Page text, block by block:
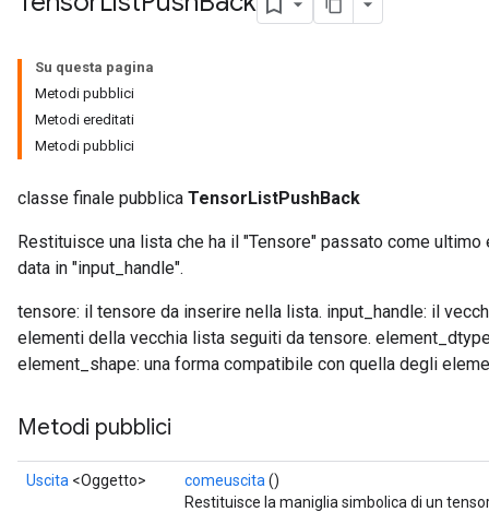
Su questa pagina
Metodi pubblici
Metodi ereditati
Metodi pubblici
classe finale pubblica TensorListPushBack
Restituisce una lista che ha il "Tensore" passato come
data in "input_handle".
tensore: il tensore da inserire nella lista. input_handle: il
elementi della vecchia lista seguiti da tensore.
element_shape: una forma compatibile con quella degli
Metodi pubblici
Uscita <Oggetto> comeuscita ()
Restituisce la maniglia simbolica di un